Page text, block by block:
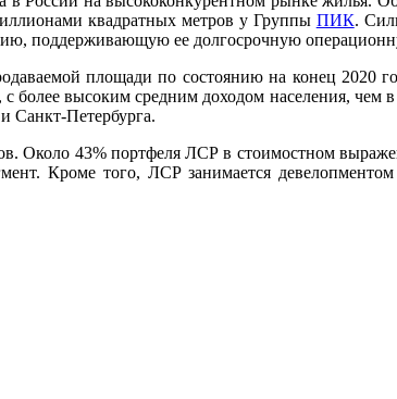
квадратных метров у Группы ПИК.
поддерживающую ее долгосрочную
площади по состоянию на конец 2020
высоким средним доходом населения, чем
Санкт-Петербурга.
Около 43% портфеля ЛСР в стоимостном
Кроме того, ЛСР занимается